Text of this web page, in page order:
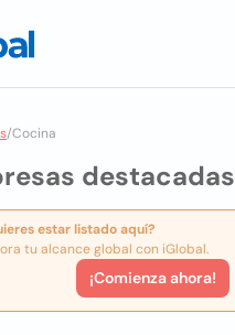
/Cocina
destacadas
estar listado aquí?
tu alcance global con iGlobal.
¡Comienza ahora!